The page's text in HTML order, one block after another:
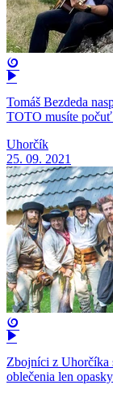
Tomáš Bezdeda
TOTO musíte
Uhorčík
25. 09. 2021
Zbojníci z Uhorčíka
oblečenia len